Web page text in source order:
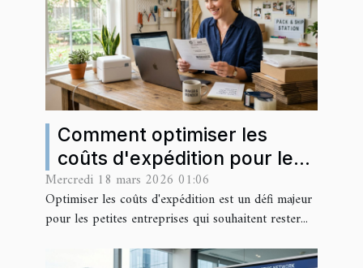
Comment optimiser les
coûts d'expédition pour les
petites entreprises ?
Mercredi 18 mars 2026 01:06
Optimiser les coûts d'expédition est un défi majeur
pour les petites entreprises qui souhaitent rester...